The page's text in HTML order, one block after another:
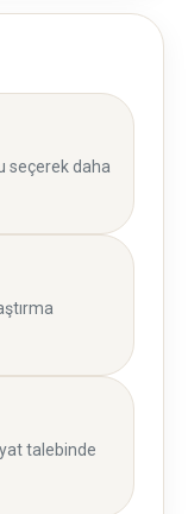
seçerek daha
talebinde